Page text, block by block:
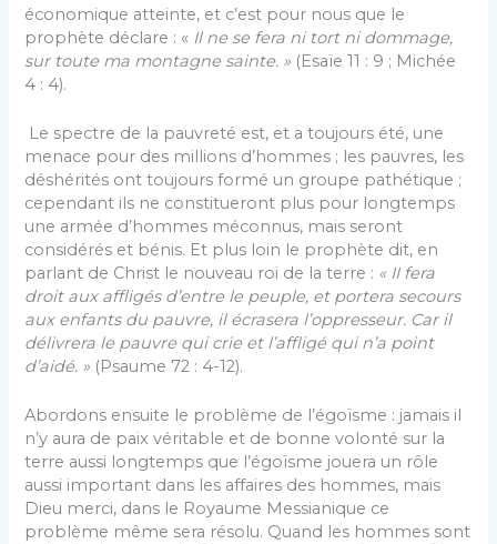
économique atteinte, et c’est pour nous que le
prophète déclare : « Il ne se fera ni tort ni dommage,
sur toute ma montagne sainte. » (Esaïe 11 : 9 ; Michée
4 : 4).
Le spectre de la pauvreté est, et a toujours été, une
menace pour des millions d’hommes ; les pauvres, les
déshérités ont toujours formé un groupe pathétique ;
cependant ils ne constitueront plus pour longtemps
une armée d’hommes méconnus, mais seront
considérés et bénis. Et plus loin le prophète dit, en
parlant de Christ le nouveau roi de la terre : « II fera
droit aux affligés d’entre le peuple, et portera secours
aux enfants du pauvre, il écrasera l’oppresseur. Car il
délivrera le pauvre qui crie et l’affligé qui n’a point
d’aidé. » (Psaume 72 : 4-12).
Abordons ensuite le problème de l’égoïsme : jamais il
n’y aura de paix véritable et de bonne volonté sur la
terre aussi longtemps que l’égoïsme jouera un rôle
aussi important dans les affaires des hommes, mais
Dieu merci, dans le Royaume Messianique ce
problème même sera résolu. Quand les hommes sont